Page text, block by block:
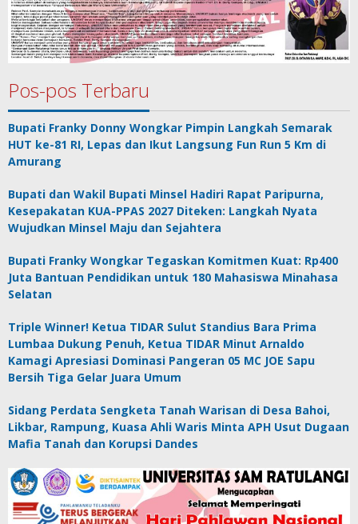
Pos-pos Terbaru
Bupati Franky Donny Wongkar Pimpin Langkah Semarak
HUT ke-81 RI, Lepas dan Ikut Langsung Fun Run 5 Km di
Amurang
Bupati dan Wakil Bupati Minsel Hadiri Rapat Paripurna,
Kesepakatan KUA-PPAS 2027 Diteken: Langkah Nyata
Wujudkan Minsel Maju dan Sejahtera
Bupati Franky Wongkar Tegaskan Komitmen Kuat: Rp400
Juta Bantuan Pendidikan untuk 180 Mahasiswa Minahasa
Selatan
Triple Winner! Ketua TIDAR Sulut Standius Bara Prima
Lumbaa Dukung Penuh, Ketua TIDAR Minut Arnaldo
Kamagi Apresiasi Dominasi Pangeran 05 MC JOE Sapu
Bersih Tiga Gelar Juara Umum
Sidang Perdata Sengketa Tanah Warisan di Desa Bahoi,
Likbar, Rampung, Kuasa Ahli Waris Minta APH Usut Dugaan
Mafia Tanah dan Korupsi Dandes